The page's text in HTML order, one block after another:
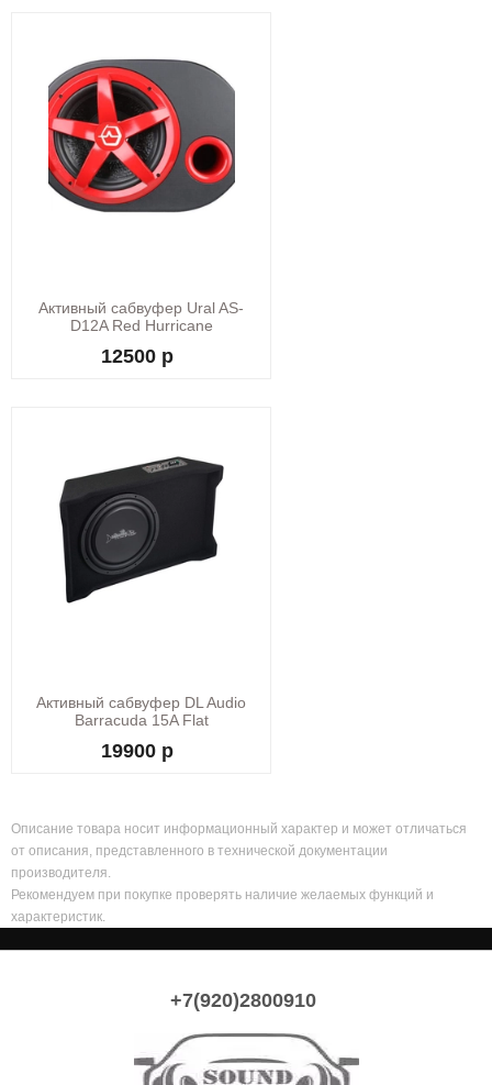
Активный сабвуфер Ural AS-
D12A Red Hurricane
12500 р
Активный сабвуфер DL Audio
Barracuda 15A Flat
19900 р
Описание товара носит информационный характер и может отличаться
от описания, представленного в технической документации
производителя.
Рекомендуем при покупке проверять наличие желаемых функций и
характеристик.
+7(920)2800910